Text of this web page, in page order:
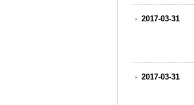
2017-03-31
2017-03-31